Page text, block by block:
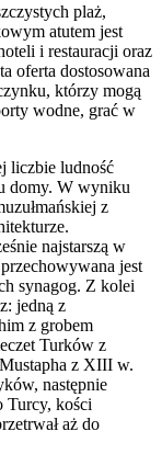
plaż,
atutem jest
i restauracji oraz
oferta dostosowana
którzy mogą
wodne, grać w
liczbie ludność
domy. W wyniku
z
najstarszą w
jest
synagog. Z kolei
jedną z
z grobem
Turków z
z XIII w.
następnie
Turcy, kości
aż do